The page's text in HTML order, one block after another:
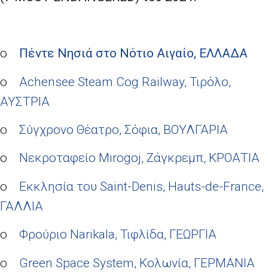
o Πέντε Νησιά στο Νότιο Αιγαίο, ΕΛΛΑΔΑ
o Achensee Steam Cog Railway, Τιρόλο,
ΑΥΣΤΡΙΑ
o Σύγχρονο Θέατρο, Σόφια, ΒΟΥΛΓΑΡΙΑ
o
Νεκροταφείο Mirogoj, Ζάγκρεμπ, ΚΡΟΑΤΙΑ
o Εκκλησία του Saint-Denis, Hauts-de-France,
ΓΑΛΛΙΑ
o Φρούριο Narikala, Τιφλίδα, ΓΕΩΡΓΙΑ
o Green Space System, Κολωνία, ΓΕΡΜΑΝΙΑ